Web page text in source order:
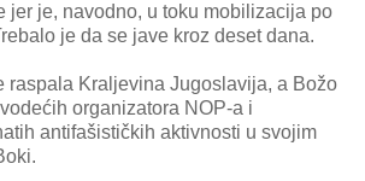
jer je, navodno, u toku mobilizacija po
je da se jave kroz deset dana.
raspala Kraljevina Jugoslavija, a Božo
organizatora NOP-a i
antifašističkih aktivnosti u svojim